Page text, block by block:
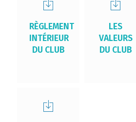
RÈGLEMENT
INTÉRIEUR
DU CLUB
LES
VALEURS
DU CLUB